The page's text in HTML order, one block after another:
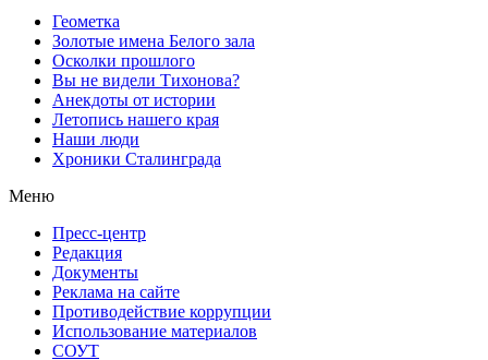
Геометка
Золотые имена Белого зала
Осколки прошлого
Вы не видели Тихонова?
Анекдоты от истории
Летопись нашего края
Наши люди
Хроники Сталинграда
Меню
Пресс-центр
Редакция
Документы
Реклама на сайте
Противодействие коррупции
Использование материалов
СОУТ